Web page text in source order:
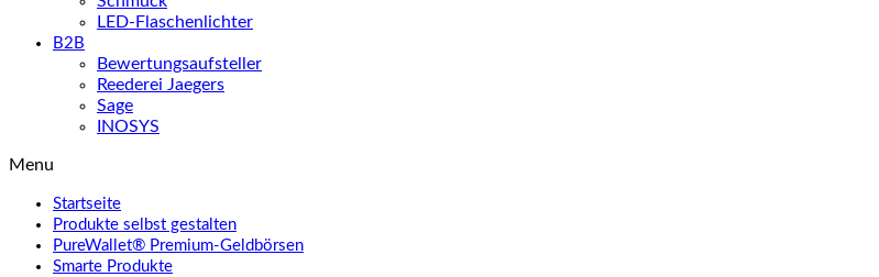
LED-Flaschenlichter
B2B
Bewertungsaufsteller
Reederei Jaegers
Sage
INOSYS
Menu
Startseite
Produkte selbst gestalten
PureWallet® Premium-Geldbörsen
Smarte Produkte